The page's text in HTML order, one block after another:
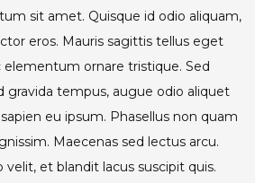
sit amet. Quisque id odio aliquam,
eros. Mauris sagittis tellus eget
ornare tristique. Sed
tempus, augue odio aliquet
eu ipsum. Phasellus non quam
Maecenas sed lectus arcu.
et blandit lacus suscipit quis.